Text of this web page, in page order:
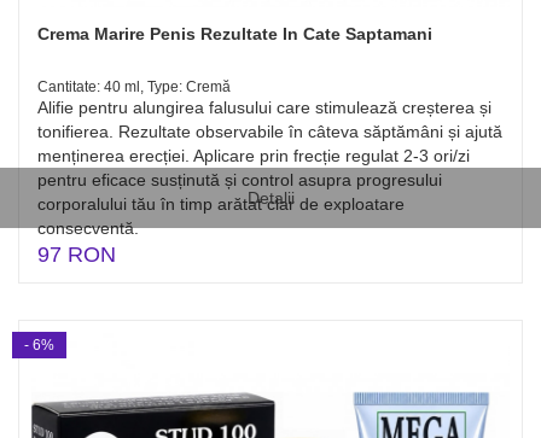
Detalii
Crema Marire Penis Rezultate In Cate Saptamani
Cantitate: 40 ml, Type: Cremă
Alifie pentru alungirea falusului care stimulează creșterea și
tonifierea. Rezultate observabile în câteva săptămâni și ajută
menținerea erecției. Aplicare prin frecție regulat 2-3 ori/zi
pentru eficace susținută și control asupra progresului
corporalului tău în timp arătat clar de exploatare
consecventă.
97 RON
- 6%